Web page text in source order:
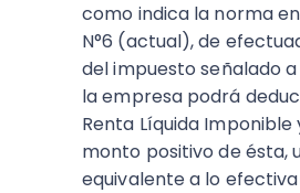
como indica la norma
N°6 (actual), de
del impuesto señalado
la empresa podrá
Renta Líquida Imponible
monto positivo de ésta,
equivalente a lo